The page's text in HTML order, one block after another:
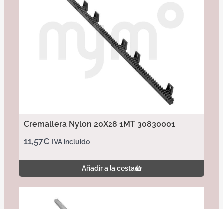
Cremallera Nylon 20X28 1MT 30830001
11,57€ IVA incluido
Añadir a la cesta